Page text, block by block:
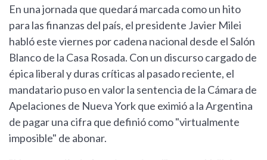
En una jornada que quedará marcada como un hito
para las finanzas del país, el presidente Javier Milei
habló este viernes por cadena nacional desde el Salón
Blanco de la Casa Rosada. Con un discurso cargado de
épica liberal y duras críticas al pasado reciente, el
mandatario puso en valor la sentencia de la Cámara de
Apelaciones de Nueva York que eximió a la Argentina
de pagar una cifra que definió como "virtualmente
imposible" de abonar.